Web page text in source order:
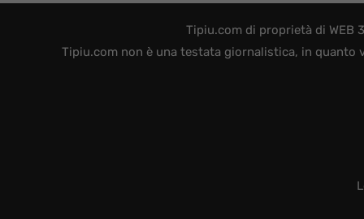
Tipiu.com di proprietà di WEB
Tipiu.com non è una testata giornalistica, in quanto